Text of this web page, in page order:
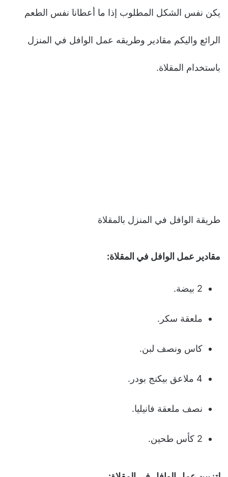
يكن نفس الشكل المطلوب إذا ما أعطانا نفس الطعم
الرائع واليكم مقادير وطريقه عمل الوافل في المنزل
باستخدام المقلاة.
طريقة الوافل في المنزل بالمقلاة
مقادير عمل الوافل في المقلاة:
2 بيضة.
ملعقة سكر.
كاس ونصف لبن.
4 ملاعق بيكنج بودر.
نصف ملعقة فانيليا.
2 كأس طحين.